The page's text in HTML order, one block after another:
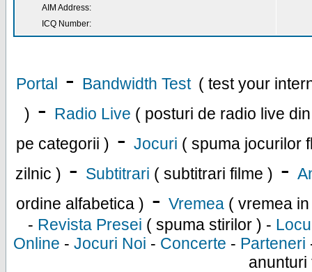
AIM Address:
ICQ Number:
Portal - Bandwidth Test ( test your
) - Radio Live ( posturi de radio live
pe categorii ) - Jocuri ( spuma jocurilor
zilnic ) - Subtitrari ( subtitrari filme ) -
ordine alfabetica ) - Vremea ( vremea
- Revista Presei ( spuma stirilor ) -
Online - Jocuri Noi - Concerte - Parteneri
anunturi